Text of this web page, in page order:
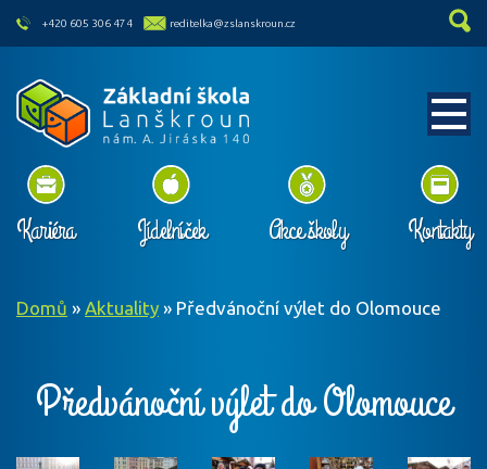
skip to main content
+420 605 306 474 reditelka@zslanskroun.cz
Kariéra Jídelníček Akce školy Kontakty
Domů » Aktuality » Předvánoční výlet do Olomouce
Předvánoční výlet do Olomouce